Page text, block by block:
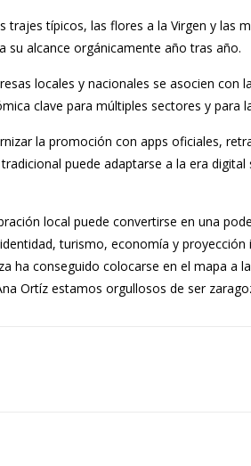
típicos, las flores a la Virgen y las
su alcance orgánicamente año tras año.
locales y nacionales se asocien con
clave para múltiples sectores y para
la promoción con apps oficiales,
puede adaptarse a la era
local puede convertirse en una
turismo, economía y
ha conseguido colocarse en el mapa a
Ortíz estamos orgullosos de ser